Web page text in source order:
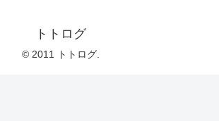
トトログ
© 2011 トトログ.